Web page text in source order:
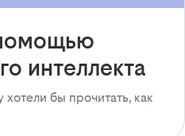
интеллекта
бы прочитать, как